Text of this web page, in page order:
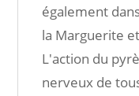
également
la Marguerite
L'action du
nerveux de